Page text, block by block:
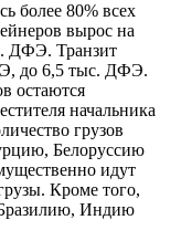
более 80% всех
вырос на
ДФЭ. Транзит
до 6,5 тыс. ДФЭ.
остаются
начальника
грузов
Белоруссию
идут
Кроме того,
Бразилию, Индию